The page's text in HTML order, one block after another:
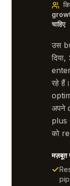
चाहिए
उस
रहे
अपने
plus
को
मज़बूत